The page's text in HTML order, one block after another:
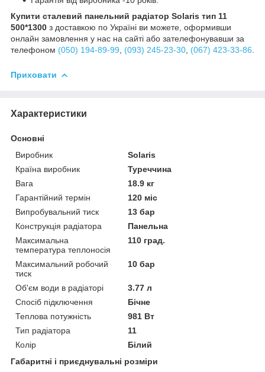
Купити сталевий панельний радіатор Solaris тип 11
500*1300 з доставкою по Україні ви можете, оформивши
онлайн замовлення у нас на сайті або зателефонувавши за
телефоном (050) 194-89-99 (093) 245-23-30 (067) 423-33-86
Приховати
Характеристики
Основні
Виробник
Solaris
Країна виробник
Туреччина
Вага
18.9 кг
Гарантійний термін
120 міс
Випробувальний тиск
13 бар
Конструкція радіатора
Панельна
Максимальна
температура теплоносія
110 град.
Максимальний робочий
тиск
10 бар
Об'єм води в радіаторі
3.77 л
Спосіб підключення
Бічне
Теплова потужність
981 Вт
Тип радіатора
11
Колір
Білий
Габаритні і приєднувальні розміри